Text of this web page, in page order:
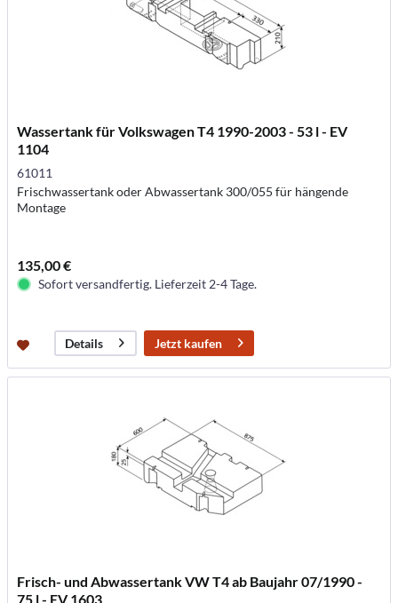
Wassertank für Volkswagen T4 1990-2003 - 53 l - EV
1104
61011
Frischwassertank oder Abwassertank 300/055 für hängende
Montage
135,00 €
Sofort versandfertig. Lieferzeit 2-4 Tage.
Details Jetzt kaufen
Frisch- und Abwassertank VW T4 ab Baujahr 07/1990 -
75 l - EV 1603